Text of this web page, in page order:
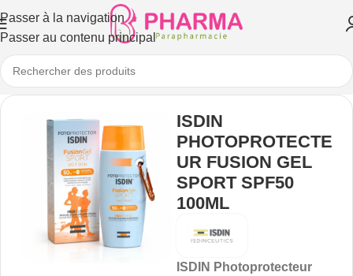
Passer à la navigation
Passer au contenu principal
ISDIN
PHOTOPROTECTE
UR FUSION GEL
SPORT SPF50
100ML
ISDIN Photoprotecteur